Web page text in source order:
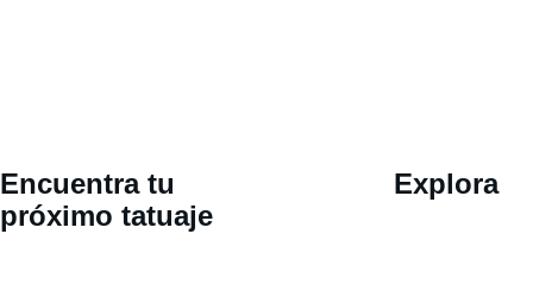
Explora
Encuentra tu
próximo tatuaje